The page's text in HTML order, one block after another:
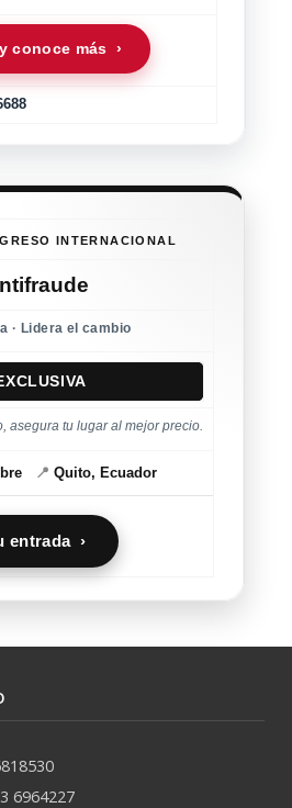
conoce más ›
INTERNACIONAL
· Lidera el cambio
asegura tu lugar al mejor precio.
📍 Quito, Ecuador
entrada ›
6964227